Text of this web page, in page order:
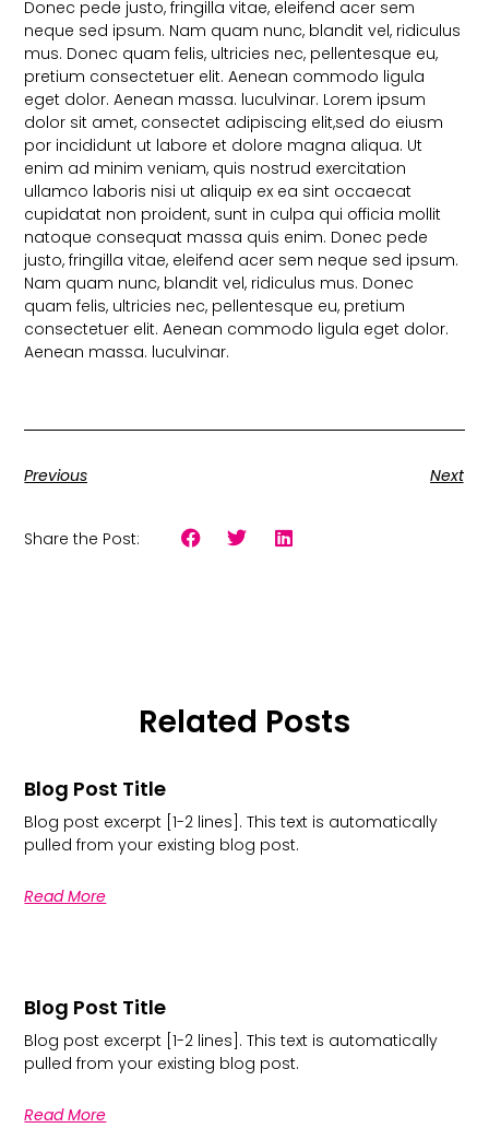
Donec pede justo, fringilla vitae, eleifend acer sem
neque sed ipsum. Nam quam nunc, blandit vel, ridiculus
mus. Donec quam felis, ultricies nec, pellentesque eu,
pretium consectetuer elit. Aenean commodo ligula
eget dolor. Aenean massa. luculvinar. Lorem ipsum
dolor sit amet, consectet adipiscing elit,sed do eiusm
por incididunt ut labore et dolore magna aliqua. Ut
enim ad minim veniam, quis nostrud exercitation
ullamco laboris nisi ut aliquip ex ea sint occaecat
cupidatat non proident, sunt in culpa qui officia mollit
natoque consequat massa quis enim. Donec pede
justo, fringilla vitae, eleifend acer sem neque sed ipsum.
Nam quam nunc, blandit vel, ridiculus mus. Donec
quam felis, ultricies nec, pellentesque eu, pretium
consectetuer elit. Aenean commodo ligula eget dolor.
Aenean massa. luculvinar.
Previous Next
Share the Post:
Related Posts
Blog Post Title
Blog post excerpt [1-2 lines]. This text is automatically
pulled from your existing blog post.
Read More
Blog Post Title
Blog post excerpt [1-2 lines]. This text is automatically
pulled from your existing blog post.
Read More